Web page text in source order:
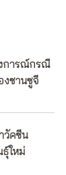
การณ์กรณี
งซานซูจี
วัคซีน
ใหม่